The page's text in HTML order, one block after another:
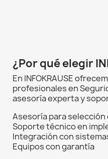
¿Por qué elegir
En INFOKRAUSE
profesionales en
asesoría experta y
Asesoría para selección
Soporte técnico en
Integración con
Equipos con garantía